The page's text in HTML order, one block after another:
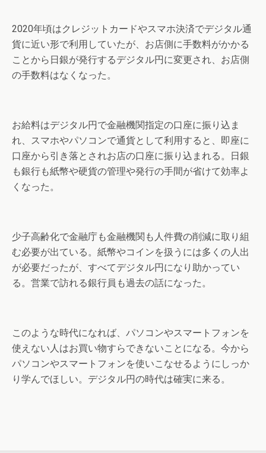
2020年頃はクレジットカードやスマホ決済でデジタル通
貨に近い形で利用していたが、お店側に手数料がかかる
ことから日銀が発行するデジタル円に変更され、お店側
の手数料はなくなった。
お給料はデジタル円で金融機関指定の口座に振り込ま
れ、スマホやパソコンで通貨として利用すると、即座に
口座から引き落とされお店の口座に振り込まれる。日銀
も銀行も紙幣や硬貨の管理や発行の手間が省けて効率よ
くなった。
少子高齢化で金融庁も金融機関も人件費の削減に取り組
む必要が出ている。紙幣やコインを扱うには多くの人出
が必要だったが、すべてデジタル円になり助かってい
る。営業で訪れる銀行員も過去の話になった。
このような時代になれば、パソコンやスマートフォンを
使えない人はお買い物すらできないことになる。今から
パソコンやスマートフォンを使いこなせるようにしっか
り学んでほしい。デジタル円の時代は確実に来る。